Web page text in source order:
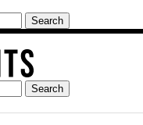
Search
Search